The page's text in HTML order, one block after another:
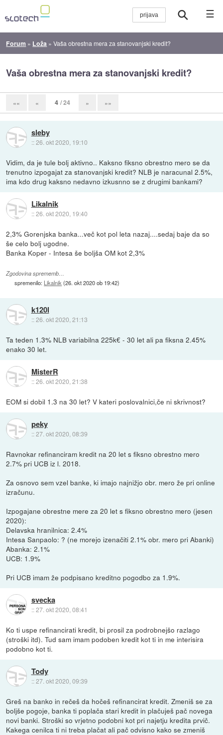
☰
Forum » Loža »Vaša obrestna mera za stanovanjski kredit?
Vaša obrestna mera za stanovanjski kredit?
«« « 4 / 24 » »»
sleby
::26. okt 2020, 19:10
Vidim, da je tule bolj aktivno.. Kaksno fiksno obrestno mero se da
trenutno izpogajat za stanovanjski kredit? NLB je naracunal 2.5%,
ima kdo drug kaksno nedavno izkusnno se z drugimi bankami?
Likalnik
::26. okt 2020, 19:40
2,3% Gorenjska banka...več kot pol leta nazaj....sedaj baje da so
še celo bolj ugodne.
Banka Koper - Intesa še boljša OM kot 2,3%
Zgodovina sprememb…
spremenilo: Likalnik (26. okt 2020 ob 19:42)
k120l
::26. okt 2020, 21:13
Ta teden 1.3% NLB variabilna 225k€ - 30 let ali pa fiksna 2.45%
enako 30 let.
MisterR
::26. okt 2020, 21:38
EOM si dobil 1.3 na 30 let? V kateri poslovalnici,če ni skrivnost?
peky
::27. okt 2020, 08:39
Ravnokar refinanciram kredit na 20 let s fiksno obrestno mero
2.7% pri UCB iz l. 2018.
Za osnovo sem vzel banke, ki imajo najnižjo obr. mero že pri online
izračunu.
Izpogajane obrestne mere za 20 let s fiksno obrestno mero (jesen
2020):
Delavska hranilnica: 2.4%
Intesa Sanpaolo: ? (ne morejo izenačiti 2.1% obr. mero pri Abanki)
Abanka: 2.1%
UCB: 1.9%
Pri UCB imam že podpisano kreditno pogodbo za 1.9%.
svecka
::27. okt 2020, 08:41
Ko ti uspe refinancirati kredit, bi prosil za podrobnejšo razlago
(stroški itd). Tud sam imam podoben kredit kot ti in me interisira
podobno kot ti.
Tody
::27. okt 2020, 09:39
Greš na banko in rečeš da hočeš refinancirat kredit. Zmeniš se za
boljše pogoje, banka ti poplača stari kredit in plačuješ pač novega
novi banki. Stroški so vrjetno podobni kot pri najetju kredita prvič.
Kakega cenilca ti ni treba plačat ali pač odvisno kako se zmeniš